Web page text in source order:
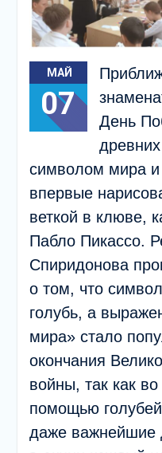
МАЙ
07
День
символом мира
впервые
веткой в клюве,
Пабло Пикассо.
Спиридонова
о том, что
голубь, а
мира» стало
окончания
войны, так как
помощью
даже важнейшие